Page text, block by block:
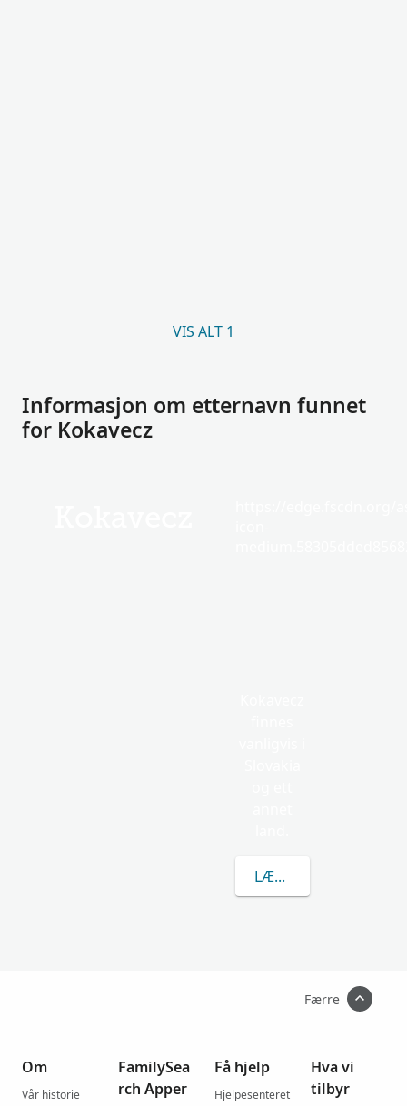
VIS ALT 1
Informasjon om etternavn funnet
for Kokavecz
LÆR MER OM
Færre
Om
Vår historie
FamilySea
rch Apper
Få hjelp
Hjelpesenteret
Hva vi
tilbyr